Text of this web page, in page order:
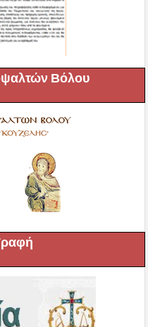
Βόλου